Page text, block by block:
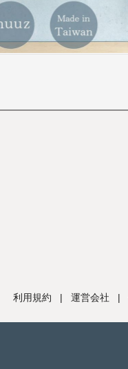
利用規約 | 運営会社 |